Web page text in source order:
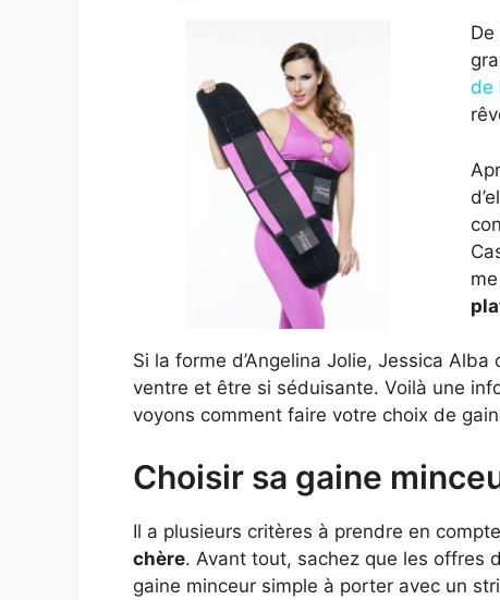
de
Si la forme d’Angelina Jolie, Jessica
ventre et être si séduisante. Voilà une
voyons comment faire votre choix de
Choisir sa gaine
Il a plusieurs critères à prendre en
chère. Avant tout, sachez que les offres
gaine minceur simple à porter avec un